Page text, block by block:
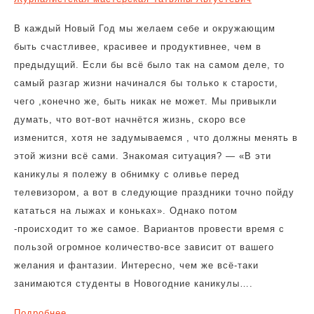
В каждый Новый Год мы желаем себе и окружающим
быть счастливее, красивее и продуктивнее, чем в
предыдущий. Если бы всё было так на самом деле, то
самый разгар жизни начинался бы только к старости,
чего ,конечно же, быть никак не может. Мы привыкли
думать, что вот-вот начнётся жизнь, скоро все
изменится, хотя не задумываемся , что должны менять в
этой жизни всё сами. Знакомая ситуация? — «В эти
каникулы я полежу в обнимку с оливье перед
телевизором, а вот в следующие праздники точно пойду
кататься на лыжах и коньках». Однако потом
-происходит то же самое. Вариантов провести время с
пользой огромное количество-все зависит от вашего
желания и фантазии. Интересно, чем же всё-таки
занимаются студенты в Новогодние каникулы….